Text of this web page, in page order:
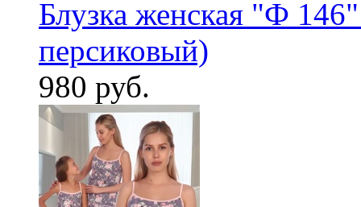
Блузка женская "Ф
персиковый)
980 руб.